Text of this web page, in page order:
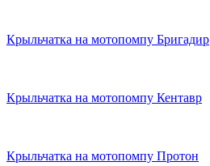
Крыльчатка на мотопомпу Бригадир
Крыльчатка на мотопомпу Кентавр
Крыльчатка на мотопомпу Протон